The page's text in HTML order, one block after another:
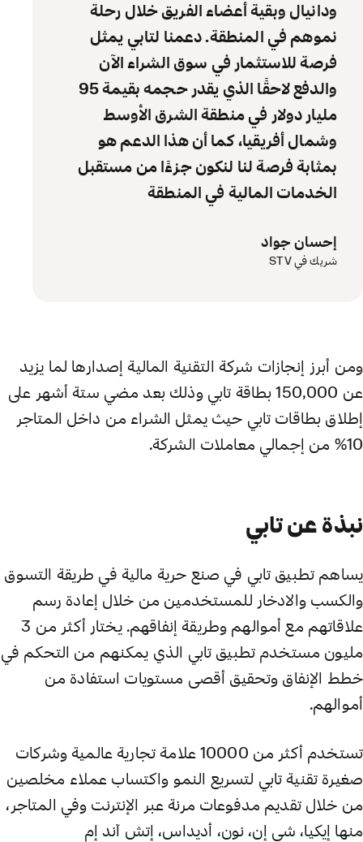
ودانيال وبقية أعضاء الفريق خلال رحلة
نموهم في المنطقة. دعمنا لتابي يمثل
فرصة للاستثمار في سوق الشراء الآن
والدفع لاحقًا الذي يقدر حجمه بقيمة 95
مليار دولار في منطقة الشرق الأوسط
وشمال أفريقيا، كما أن هذا الدعم هو
بمثابة فرصة لنا لنكون جزءًا من مستقبل
الخدمات المالية في المنطقة
إحسان جواد
شريك في STV
ومن أبرز إنجازات شركة التقنية المالية إصدارها لما يزيد
عن 150,000 بطاقة تابي وذلك بعد مضي ستة أشهر على
إطلاق بطاقات تابي حيث يمثل الشراء من داخل المتاجر
10% من إجمالي معاملات الشركة.
نبذة عن تابي
يساهم تطبيق تابي في صنع حرية مالية في طريقة التسوق
والكسب والادخار للمستخدمين من خلال إعادة رسم
علاقاتهم مع أموالهم وطريقة إنفاقهم. يختار أكثر من 3
مليون مستخدم تطبيق تابي الذي يمكنهم من التحكم في
خطط الإنفاق وتحقيق أقصى مستويات استفادة من
أموالهم.
تستخدم أكثر من 10000 علامة تجارية عالمية وشركات
صغيرة تقنية تابي لتسريع النمو واكتساب عملاء مخلصين
من خلال تقديم مدفوعات مرنة عبر الإنترنت وفي المتاجر،
منها إيكيا، شي إن، نون، أديداس، إتش آند إم